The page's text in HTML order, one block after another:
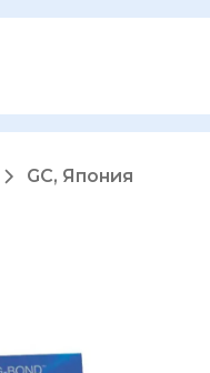
GC, Япония